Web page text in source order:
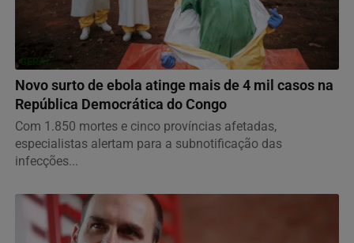
GERAL
Novo surto de ebola atinge mais de 4 mil casos na
República Democrática do Congo
Com 1.850 mortes e cinco províncias afetadas,
especialistas alertam para a subnotificação das
infecções...